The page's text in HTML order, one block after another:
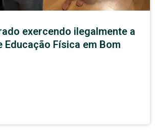
exercendo ilegalmente a
Educação Física em Bom